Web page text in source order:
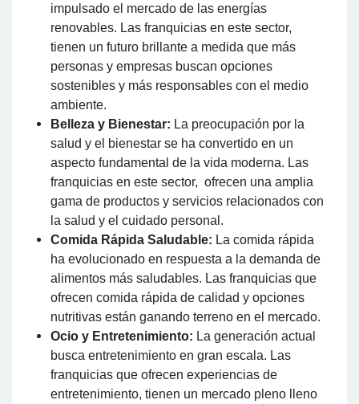
impulsado el mercado de las energías
renovables. Las franquicias en este sector,
tienen un futuro brillante a medida que más
personas y empresas buscan opciones
sostenibles y más responsables con el medio
ambiente.
Belleza y Bienestar: La preocupación por la
salud y el bienestar se ha convertido en un
aspecto fundamental de la vida moderna. Las
franquicias en este sector, ofrecen una amplia
gama de productos y servicios relacionados con
la salud y el cuidado personal.
Comida Rápida Saludable: La comida rápida
ha evolucionado en respuesta a la demanda de
alimentos más saludables. Las franquicias que
ofrecen comida rápida de calidad y opciones
nutritivas están ganando terreno en el mercado.
Ocio y Entretenimiento: La generación actual
busca entretenimiento en gran escala. Las
franquicias que ofrecen experiencias de
entretenimiento, tienen un mercado pleno lleno